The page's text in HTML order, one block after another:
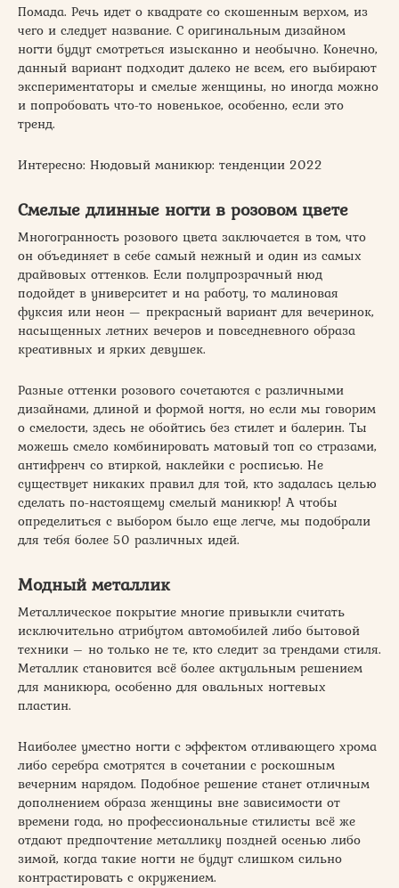
Помада. Речь идет о квадрате со скошенным верхом, из
чего и следует название. С оригинальным дизайном
ногти будут смотреться изысканно и необычно. Конечно,
данный вариант подходит далеко не всем, его выбирают
экспериментаторы и смелые женщины, но иногда можно
и попробовать что-то новенькое, особенно, если это
тренд.
Интересно: Нюдовый маникюр: тенденции 2022
Смелые длинные ногти в розовом цвете
Многогранность розового цвета заключается в том, что
он объединяет в себе самый нежный и один из самых
драйвовых оттенков. Если полупрозрачный нюд
подойдет в университет и на работу, то малиновая
фуксия или неон — прекрасный вариант для вечеринок,
насыщенных летних вечеров и повседневного образа
креативных и ярких девушек.
Разные оттенки розового сочетаются с различными
дизайнами, длиной и формой ногтя, но если мы говорим
о смелости, здесь не обойтись без стилет и балерин. Ты
можешь смело комбинировать матовый топ со стразами,
антифренч со втиркой, наклейки с росписью. Не
существует никаких правил для той, кто задалась целью
сделать по-настоящему смелый маникюр! А чтобы
определиться с выбором было еще легче, мы подобрали
для тебя более 50 различных идей.
Модный металлик
Металлическое покрытие многие привыкли считать
исключительно атрибутом автомобилей либо бытовой
техники – но только не те, кто следит за трендами стиля.
Металлик становится всё более актуальным решением
для маникюра, особенно для овальных ногтевых
пластин.
Наиболее уместно ногти с эффектом отливающего хрома
либо серебра смотрятся в сочетании с роскошным
вечерним нарядом. Подобное решение станет отличным
дополнением образа женщины вне зависимости от
времени года, но профессиональные стилисты всё же
отдают предпочтение металлику поздней осенью либо
зимой, когда такие ногти не будут слишком сильно
контрастировать с окружением.